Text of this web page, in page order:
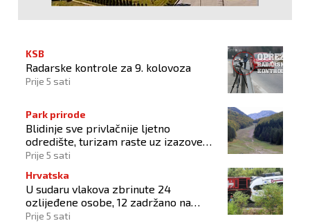
KSB
Radarske kontrole za 9. kolovoza
Prije 5 sati
Park prirode
Blidinje sve privlačnije ljetno
odredište, turizam raste uz izazove
očuvanja prirode
Prije 5 sati
Hrvatska
U sudaru vlakova zbrinute 24
ozlijeđene osobe, 12 zadržano na
liječenju
Prije 5 sati